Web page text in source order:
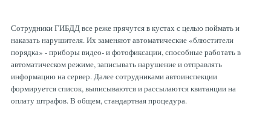
Сотрудники ГИБДД все реже прячутся в кустах с целью поймать и
наказать нарушителя. Их заменяют автоматические «блюстители
порядка» - приборы видео- и фотофиксации, способные работать в
автоматическом режиме, записывать нарушение и отправлять
информацию на сервер. Далее сотрудниками автоинспекции
формируется список, выписываются и рассылаются квитанции на
оплату штрафов. В общем, стандартная процедура.